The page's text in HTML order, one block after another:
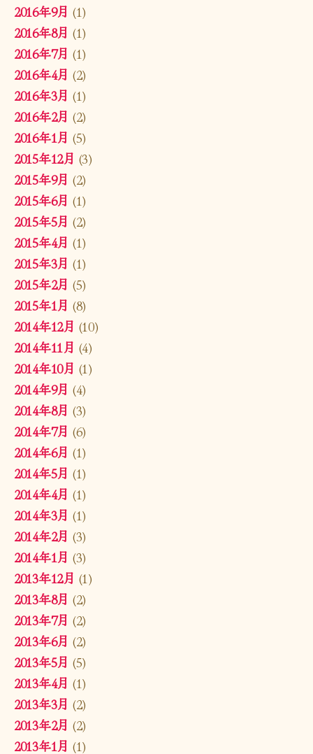
2016年9月 (1)
2016年8月 (1)
2016年7月 (1)
2016年4月 (2)
2016年3月 (1)
2016年2月 (2)
2016年1月 (5)
2015年12月 (3)
2015年9月 (2)
2015年6月 (1)
2015年5月 (2)
2015年4月 (1)
2015年3月 (1)
2015年2月 (5)
2015年1月 (8)
2014年12月 (10)
2014年11月 (4)
2014年10月 (1)
2014年9月 (4)
2014年8月 (3)
2014年7月 (6)
2014年6月 (1)
2014年5月 (1)
2014年4月 (1)
2014年3月 (1)
2014年2月 (3)
2014年1月 (3)
2013年12月 (1)
2013年8月 (2)
2013年7月 (2)
2013年6月 (2)
2013年5月 (5)
2013年4月 (1)
2013年3月 (2)
2013年2月 (2)
2013年1月 (1)